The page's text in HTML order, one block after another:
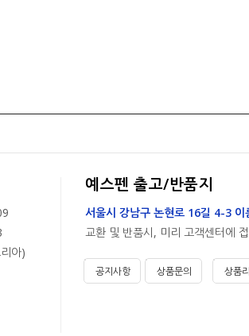
아)
예스펜 출고/반품지
서울시 강남구 논현로 16길 4-3 이
교환 및 반품시, 미리 고객센터에
공지사항 상품문의 상품